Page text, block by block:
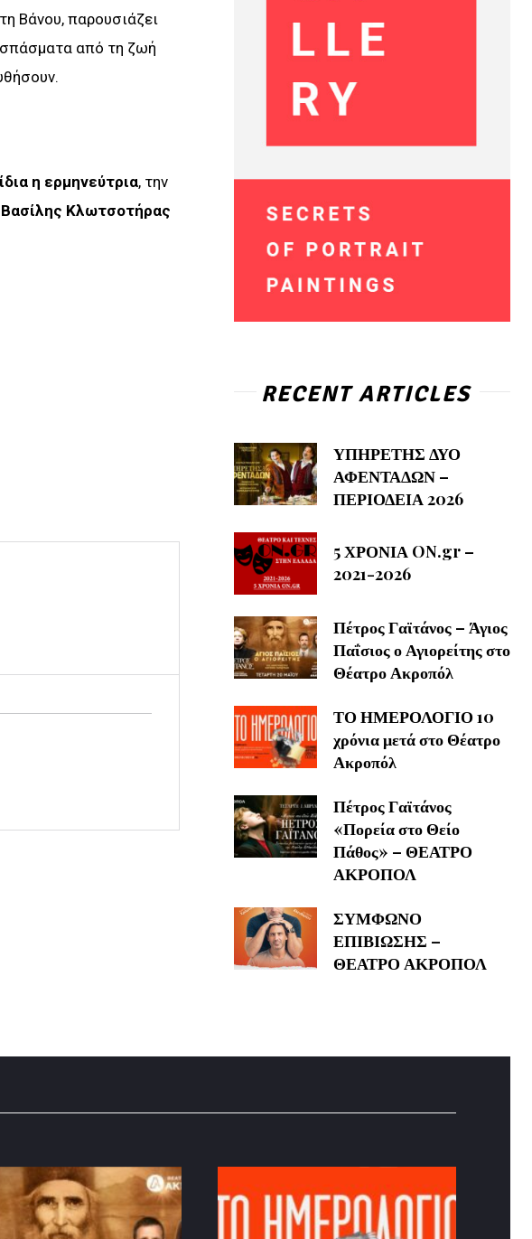
Βάνου, παρουσιάζει
από τη ζωή
η ερμηνεύτρια, την
Βασίλης Κλωτσοτήρας
RECENT ARTICLES
ΥΠΗΡΕΤΗΣ ΔΥΟ
ΑΦΕΝΤΑΔΩΝ –
ΠΕΡΙΟΔΕΙΑ 2026
5 ΧΡΟΝΙΑ ON.gr –
2021-2026
Πέτρος Γαϊτάνος – Άγιος
Παΐσιος ο Αγιορείτης στο
Θέατρο Ακροπόλ
ΤΟ ΗΜΕΡΟΛΟΓΙΟ 10
χρόνια μετά στο Θέατρο
Ακροπόλ
Πέτρος Γαϊτάνος
«Πορεία στο Θείο
Πάθος» – ΘΕΑΤΡΟ
ΑΚΡΟΠΟΛ
ΣΥΜΦΩΝΟ
ΕΠΙΒΙΩΣΗΣ –
ΘΕΑΤΡΟ ΑΚΡΟΠΟΛ